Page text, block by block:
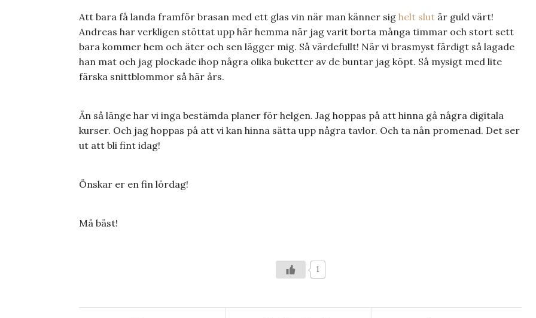
Att bara få landa framför brasan med ett glas vin när man känner sig helt slut är guld värt!
Andreas har verkligen stöttat upp här hemma när jag varit borta många timmar och stort sett
bara kommer hem och äter och sen lägger mig. Så värdefullt! När vi brasmyst färdigt så lagade
han mat och jag plockade ihop några olika buketter av de buntar jag köpt. Så mysigt med lite
färska snittblommor så här års.
Än så länge har vi inga bestämda planer för helgen. Jag hoppas på att hinna gå några digitala
kurser. Och jag hoppas på att vi kan hinna sätta upp några tavlor. Och ta nån promenad. Det ser
ut att bli fint idag!
Önskar er en fin lördag!
Må bäst!
1